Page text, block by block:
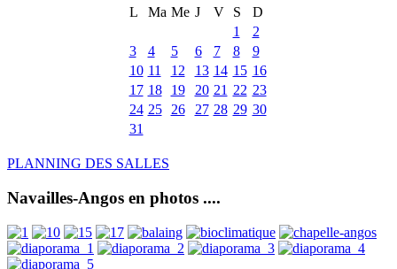
L
Ma Me J V S
D
1
2
3
4 5 6 7 8
9
10 11 12 13 14 15 16
17 18 19 20 21 22 23
24 25 26 27 28 29 30
31
PLANNING DES SALLES
Navailles-Angos en photos ....